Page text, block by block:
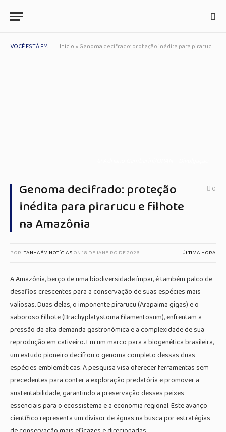
VOCÊ ESTÁ EM: Início »Genoma decifrado: proteção inédita para pirarucu e filhote na Amazônia
Genoma decifrado: proteção
inédita para pirarucu e filhote
na Amazônia
0
POR ITANHAÉM NOTÍCIASON18 DE JANEIRO DE 2026 ÚLTIMA HORA
A Amazônia, berço de uma biodiversidade ímpar, é também palco de
desafios crescentes para a conservação de suas espécies mais
valiosas. Duas delas, o imponente pirarucu (Arapaima gigas) e o
saboroso filhote (Brachyplatystoma filamentosum), enfrentam a
pressão da alta demanda gastronômica e a complexidade de sua
reprodução em cativeiro. Em um marco para a biogenética brasileira,
um estudo pioneiro decifrou o genoma completo dessas duas
espécies emblemáticas. A pesquisa visa oferecer ferramentas sem
precedentes para conter a exploração predatória e promover a
sustentabilidade, garantindo a preservação desses peixes
essenciais para o ecossistema e a economia regional. Este avanço
científico representa um divisor de águas na busca por estratégias